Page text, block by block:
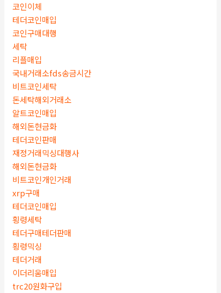
코인이체
테더코인매입
코인구매대행
세탁
리플매입
국내거래소fds송금시간
비트코인세탁
돈세탁해외거래소
알트코인매입
해외돈현금화
테더코인판매
재정거래믹싱대행사
해외돈현금화
비트코인개인거래
xrp구매
테더코인매입
횡령세탁
테더구매테더판매
횡령믹싱
테더거래
이더리움매입
trc20원화구입